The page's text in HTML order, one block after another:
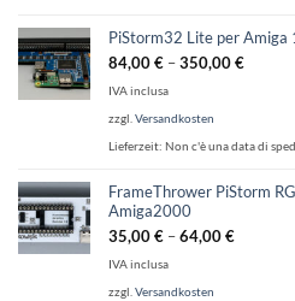
PiStorm32 Lite per Amiga
84,00€ –350,00€
IVA inclusa
zzgl. Versandkosten
Lieferzeit: Non c'è una data di
FrameThrower PiStorm
Amiga2000
35,00€ –64,00€
IVA inclusa
zzgl. Versandkosten